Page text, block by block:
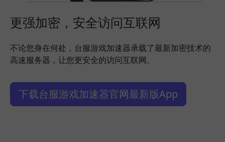
更强加密，安全访问互联网
不论您身在何处，台服游戏加速器承载了最新加密技术的
高速服务器，让您更安全的访问互联网。
下载台服游戏加速器官网最新版App